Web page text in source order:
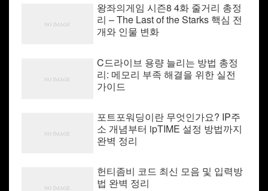
왕좌의게임 시즌8 4화 줄거리 총정
리 – The Last of the Starks 핵심 전
개와 인물 변화
C드라이브 용량 늘리는 방법 총정
리: 메모리 부족 해결을 위한 실전
가이드
포트포워딩이란 무엇인가요? IP주
소 개념부터 ipTIME 설정 방법까지
완벽 정리
헌티좀비 코드 최신 모음 및 입력방
법 완벽 정리